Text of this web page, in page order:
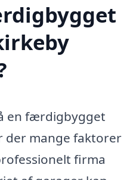
en færdigbygget
der mange faktorer
firma